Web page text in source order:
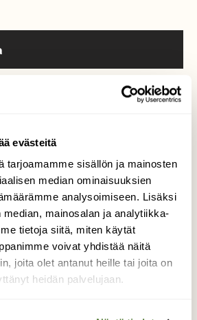
evästeitä
tarjoamamme sisällön ja mainosten
median ominaisuuksien
analysoimiseen. Lisäksi
mainosalan ja analytiikka-
tietoja siitä, miten käytät
voivat yhdistää näitä
joita olet antanut heille tai joita on
heidän palvelujaan.